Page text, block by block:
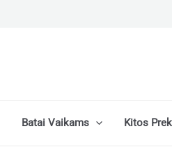
Batai Vaikams Kitos